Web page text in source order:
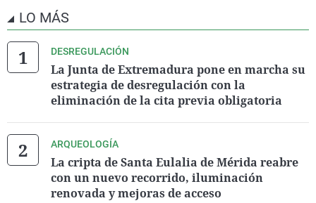
LO MÁS
DESREGULACIÓN
La Junta de Extremadura pone en marcha su
estrategia de desregulación con la
eliminación de la cita previa obligatoria
ARQUEOLOGÍA
La cripta de Santa Eulalia de Mérida reabre
con un nuevo recorrido, iluminación
renovada y mejoras de acceso